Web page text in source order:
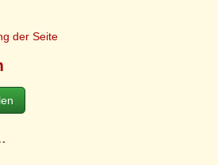
der Seite